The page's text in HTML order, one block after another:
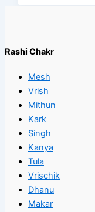
Rashi Chakr
Mesh
Vrish
Mithun
Kark
Singh
Kanya
Tula
Vrischik
Dhanu
Makar